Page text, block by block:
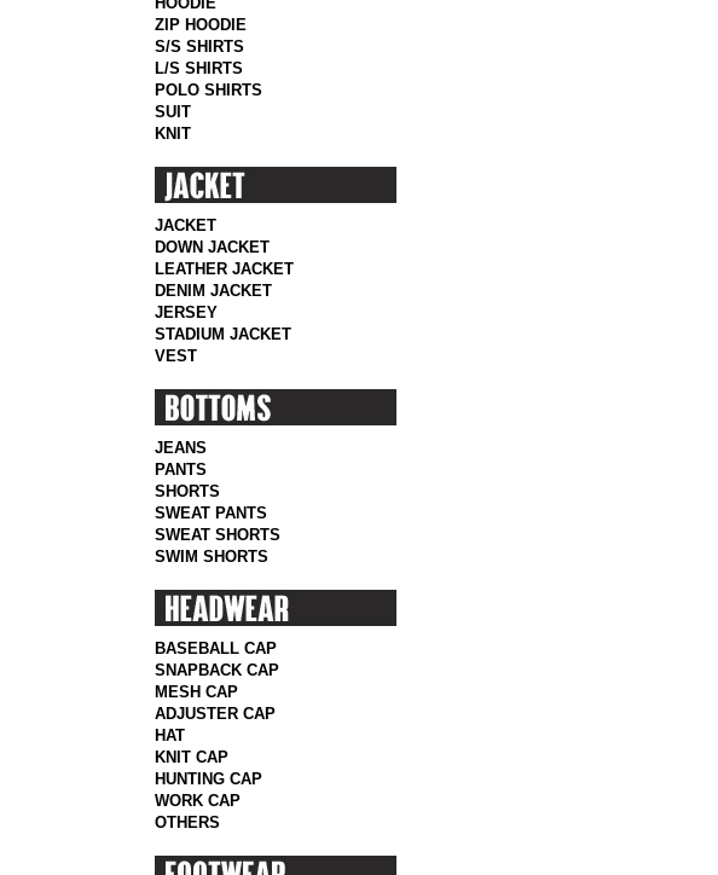
ZIP HOODIE
S/S SHIRTS
L/S SHIRTS
POLO SHIRTS
SUIT
KNIT
JACKET
DOWN JACKET
LEATHER JACKET
DENIM JACKET
JERSEY
STADIUM JACKET
VEST
JEANS
PANTS
SHORTS
SWEAT PANTS
SWEAT SHORTS
SWIM SHORTS
BASEBALL CAP
SNAPBACK CAP
MESH CAP
ADJUSTER CAP
HAT
KNIT CAP
HUNTING CAP
WORK CAP
OTHERS